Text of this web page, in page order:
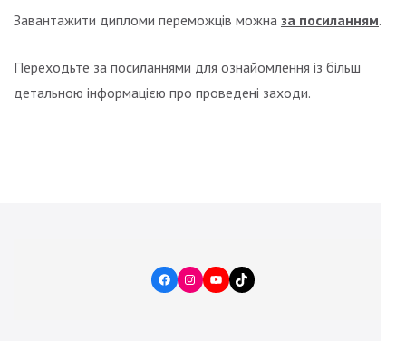
Завантажити дипломи переможців можна за посиланням.
Переходьте за посиланнями для ознайомлення із більш
детальною інформацією про проведені заходи.
FacebookInstagram
YouTube
TikTok